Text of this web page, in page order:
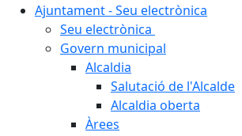
Ajuntament - Seu electrònica
Seu electrònica
Govern municipal
Alcaldia
Salutació de l'Alcalde
Alcaldia oberta
Àrees